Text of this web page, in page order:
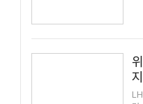
출
의
이
안